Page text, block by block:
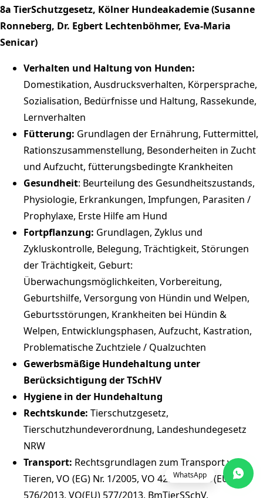
8a TierSchutzgesetz, Kölner Hundeakademie (Susanne
Ronneberg, Dr. Egbert Lechtenböhmer, Eva-Maria
Senicar)
Verhalten und Haltung von Hunden:
Domestikation, Ausdrucksverhalten, Körpersprache,
Sozialisation, Bedürfnisse und Haltung, Rassekunde,
Lernverhalten
Fütterung: Grundlagen der Ernährung, Futtermittel,
Rationszusammenstellung, Besonderheiten in Zucht
und Aufzucht, fütterungsbedingte Krankheiten
Gesundheit: Beurteilung des Gesundheitszustands,
Physiologie, Erkrankungen, Impfungen, Parasiten /
Prophylaxe, Erste Hilfe am Hund
Fortpflanzung: Grundlagen, Zyklus und
Zykluskontrolle, Belegung, Trächtigkeit, Störungen
der Trächtigkeit, Geburt:
Überwachungsmöglichkeiten, Vorbereitung,
Geburtshilfe, Versorgung von Hündin und Welpen,
Geburtsstörungen, Krankheiten bei Hündin &
Welpen, Entwicklungsphasen, Aufzucht, Kastration,
Problematische Zuchtziele / Qualzuchten
Gewerbsmäßige Hundehaltung unter
Berücksichtigung der TSchHV
Hygiene in der Hundehaltung
Rechtskunde: Tierschutzgesetz,
Tierschutzhundeverordnung, Landeshundegesetz
NRW
Transport: Rechtsgrundlagen zum Transport von
Tieren, VO (EG) Nr. 1/2005, VO 429/2016 VO(EU)
576/2013, VO(EU) 577/2013, BmTierSSchV,
WhatsApp